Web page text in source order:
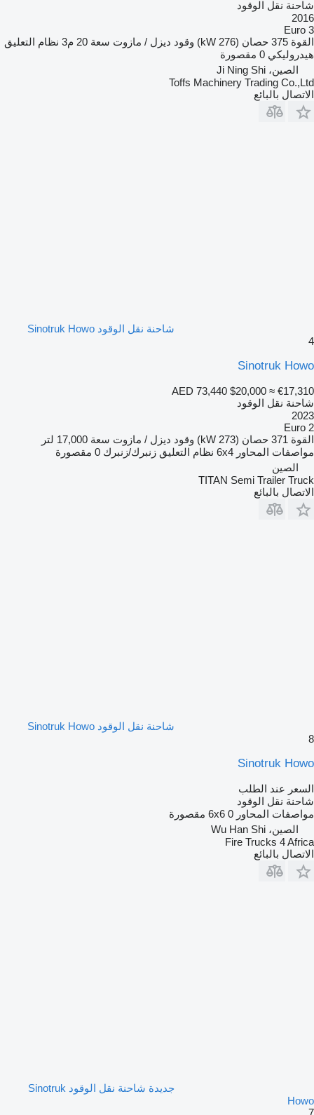
شاحنة نقل الوقود
2016
Euro 3
القوة 375 حصان (276 kW) وقود ديزل / مازوت سعة 20 م3
نظام التعليق
هيدروليكي 0 مقصورة
الصين، Ji Ning Shi
Toffs Machinery Trading Co.,Ltd
الاتصال بالبائع
شاحنة نقل الوقود Sinotruk Howo
4
Sinotruk Howo
AED 73,440 $20,000 ≈ €17,310
شاحنة نقل الوقود
2023
Euro 2
القوة 371 حصان (273 kW) وقود ديزل / مازوت سعة 17,000 لتر
مواصفات المحاور 6x4 نظام التعليق زنبرك/زنبرك 0 مقصورة
الصين
TITAN Semi Trailer Truck
الاتصال بالبائع
شاحنة نقل الوقود Sinotruk Howo
8
Sinotruk Howo
السعر عند الطلب
شاحنة نقل الوقود
مواصفات المحاور
6x6 0 مقصورة
الصين، Wu Han Shi
Fire Trucks 4 Africa
الاتصال بالبائع
جديدة شاحنة نقل الوقود Sinotruk
Howo
7